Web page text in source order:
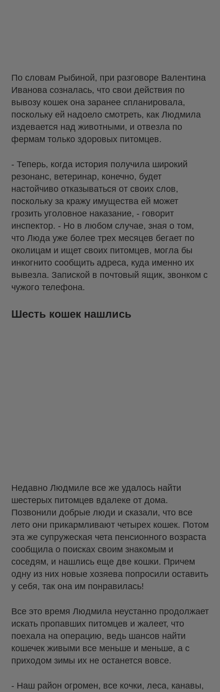
По словам Рыбиной, при разговоре Валентина
Иванова созналась, что свои действия по
вывозу кошек она заранее спланировала,
поскольку ей надоело смотреть, как Людмила
издевается над животными, и отвезла по
фермам только здоровых питомцев.
- Теперь, когда история получила широкий
резонанс, ветеринар, конечно, будет
настойчиво отказываться от своих слов,
поскольку за кражу имущества ей может
грозить уголовное наказание, - говорит
инспектор. - Но в любом случае, зная о том,
что Люда уже более трех месяцев бегает по
околицам и ищет своих питомцев, могла бы
инкогнито сообщить адреса, куда именно их
вывезла. Запиской в почтовый ящик, звонком с
чужого телефона.
Шесть кошек нашлись
Недавно Людмиле все же удалось найти
шестерых питомцев вдалеке от дома.
Позвонили добрые люди и сказали, что все
лето они прикармливают четырех кошек. Потом
эта же супружеская чета пенсионного возраста
сообщила о поисках своим знакомым и
соседям, и нашлись еще две кошки. Причем
одну из них новые хозяева попросили оставить
у себя, так она им понравилась!
Все это время Людмила неустанно продолжает
искать пропавших питомцев и жалеет, что
поехала на операцию, ведь шансов найти
кошечек живыми все меньше и меньше, а с
приходом зимы их не останется вовсе.
- Наш район огромен, все кочки, леса, канавы,